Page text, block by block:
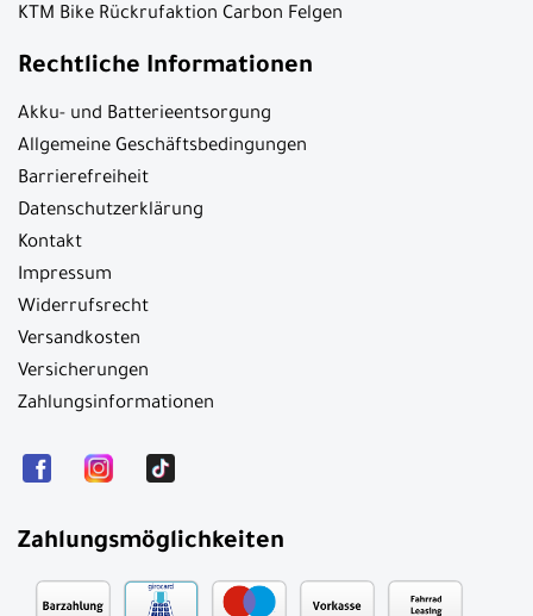
KTM Bike Rückrufaktion Carbon Felgen
Rechtliche Informationen
Akku- und Batterieentsorgung
Allgemeine Geschäftsbedingungen
Barrierefreiheit
Datenschutzerklärung
Kontakt
Impressum
Widerrufsrecht
Versandkosten
Versicherungen
Zahlungsinformationen
Zahlungsmöglichkeiten